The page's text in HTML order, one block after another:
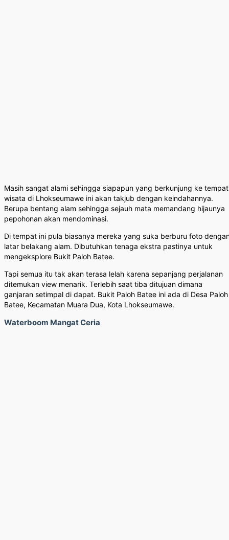
Masih sangat alami sehingga siapapun yang berkunjung ke tempat
wisata di Lhokseumawe ini akan takjub dengan keindahannya.
Berupa bentang alam sehingga sejauh mata memandang hijaunya
pepohonan akan mendominasi.
Di tempat ini pula biasanya mereka yang suka berburu foto
latar belakang alam. Dibutuhkan tenaga ekstra pastinya untuk
mengeksplore Bukit Paloh Batee.
Tapi semua itu tak akan terasa lelah karena sepanjang perjalanan
ditemukan view menarik. Terlebih saat tiba ditujuan dimana
ganjaran setimpal di dapat. Bukit Paloh Batee ini ada di Desa Paloh
Batee, Kecamatan Muara Dua, Kota Lhokseumawe.
Waterboom Mangat Ceria